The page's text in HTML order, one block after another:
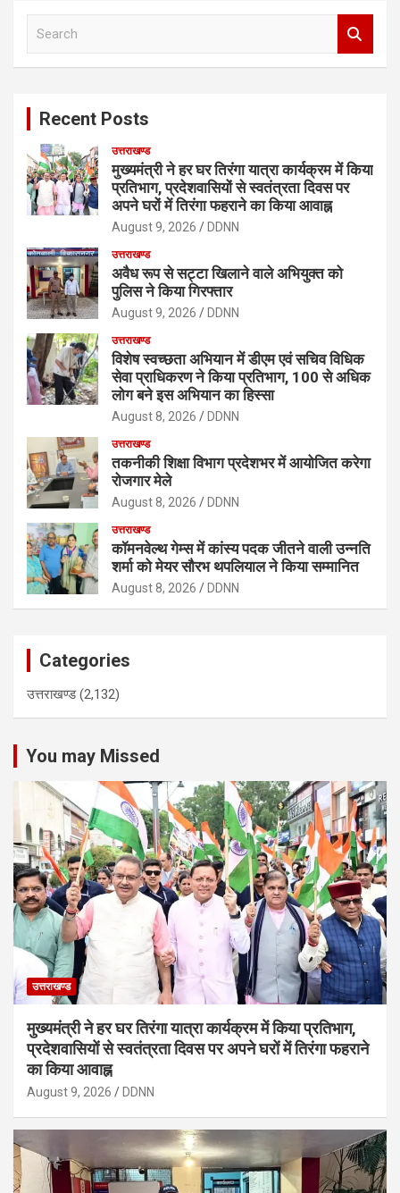
Recent Posts
उत्तराखण्ड
मुख्यमंत्री ने हर घर तिरंगा यात्रा कार्यक्रम में किया
प्रतिभाग, प्रदेशवासियों से स्वतंत्रता दिवस पर
अपने घरों में तिरंगा फहराने का किया आवाह्न
August 9, 2026 DDNN
उत्तराखण्ड
अवैध रूप से सट्टा खिलाने वाले अभियुक्त को
पुलिस ने किया गिरफ्तार
August 9, 2026 DDNN
उत्तराखण्ड
विशेष स्वच्छता अभियान में डीएम एवं सचिव विधिक
सेवा प्राधिकरण ने किया प्रतिभाग, 100 से अधिक
लोग बने इस अभियान का हिस्सा
August 8, 2026 DDNN
उत्तराखण्ड
तकनीकी शिक्षा विभाग प्रदेशभर में आयोजित करेगा
रोजगार मेले
August 8, 2026 DDNN
उत्तराखण्ड
कॉमनवेल्थ गेम्स में कांस्य पदक जीतने वाली उन्नति
शर्मा को मेयर सौरभ थपलियाल ने किया सम्मानित
August 8, 2026 DDNN
Categories
उत्तराखण्ड(2,132)
You may Missed
उत्तराखण्ड
मुख्यमंत्री ने हर घर तिरंगा यात्रा कार्यक्रम में किया प्रतिभाग,
प्रदेशवासियों से स्वतंत्रता दिवस पर अपने घरों में तिरंगा फहराने
का किया आवाह्न
August 9, 2026 DDNN